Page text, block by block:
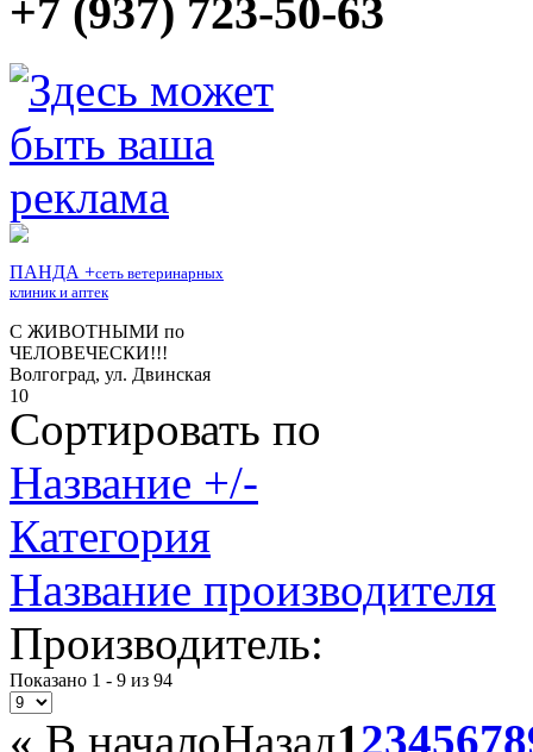
+7 (937) 723-50-63
Сортировать по
Название +/-
Категория
Название производителя
Производитель:
Показано 1 - 9 из 94
« В началоНазад12345678